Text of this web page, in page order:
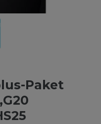
Paket